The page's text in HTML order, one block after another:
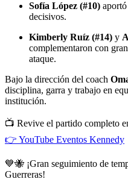
Sofía López (#10)
decisivos.
Kimberly Ruíz (#14) y
complementaron con
ataque.
Bajo la dirección del coach
disciplina, garra y trabajo en
institución.
📺 Revive el partido completo
👉 YouTube Eventos Kennedy
💙🐝 ¡Gran seguimiento de
Guerreras!